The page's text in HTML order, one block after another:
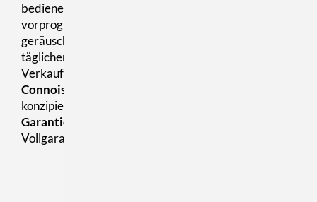
bedienen. Je nach Modell verfügen sie über
vorprogrammierte Mixzyklen, Laufzeitanzeigen und
geräuschdämpfende Schutzhauben – ideal für den
täglichen Einsatz in Cafés, Bars, Küchen oder
Verkaufsflächen. Besonders die Modelle
Connoisseur
konzipiert und bieten je nach Modell
Garantie
Vollgarantie.